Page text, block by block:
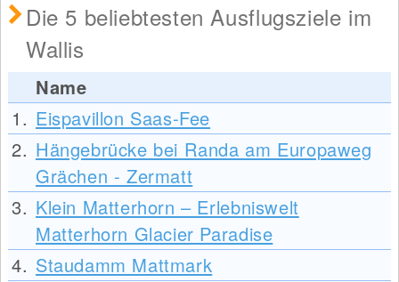
Die 5 beliebtesten Ausflugsziele im
Wallis
Name
1. Eispavillon Saas-Fee
2. Hängebrücke bei Randa am Europaweg
Grächen - Zermatt
3. Klein Matterhorn – Erlebniswelt
Matterhorn Glacier Paradise
4. Staudamm Mattmark